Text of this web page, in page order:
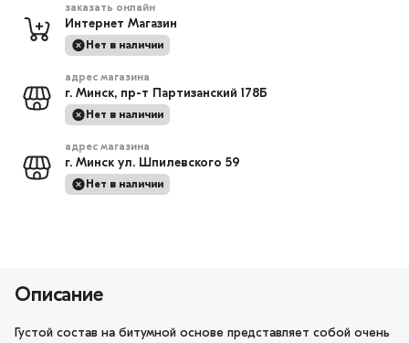
заказать онлайн
Интернет Магазин
Нет в наличии
адрес магазина
г. Минск, пр-т Партизанский 178Б
Нет в наличии
адрес магазина
г. Минск ул. Шпилевского 59
Нет в наличии
Описание
Густой состав на битумной основе представляет собой очень